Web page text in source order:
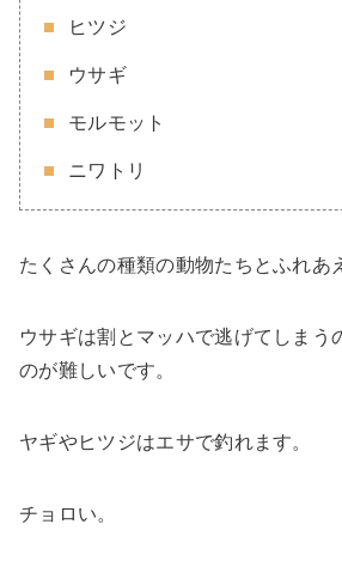
ヒツジ
ウサギ
モルモット
ニワトリ
たくさんの種類の動物たちとふれあ
ウサギは割とマッハで逃げてしまう
のが難しいです。
ヤギやヒツジはエサで釣れます。
チョロい。